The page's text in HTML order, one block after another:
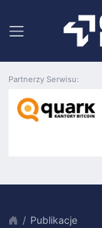
Partnerzy Serwisu:
Publikacje